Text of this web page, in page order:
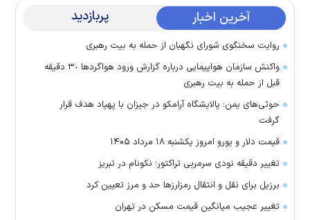
آخرین اخبار پربازدید
روایت سخنگوی شورای نگهبان از حمله به بیت رهبری
واکنش سازمان هواپیمایی درباره گزارش ورود هواگرد‌ها ٣٠ دقیقه
قبل از حمله به بیت رهبری
حوثی‌های یمن: پالایشگاه آرامکو در جیزان با پهپاد هدف قرار
گرفت
قیمت دلار و یورو امروز یکشنبه ۱۸ مرداد ۱۴۰۵
تغییر دقیقه نودی سرمربی تراکتور؛ نکونام در تبریز
برزیل برای نقل‌ و انتقال رمزارز‌ها حد و مرز تعیین کرد
تغییر عجیب میانگین قیمت مسکن در تهران